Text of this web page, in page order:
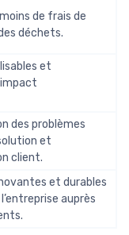
de frais de
déchets.
et
des problèmes
et
client.
et durables
auprès